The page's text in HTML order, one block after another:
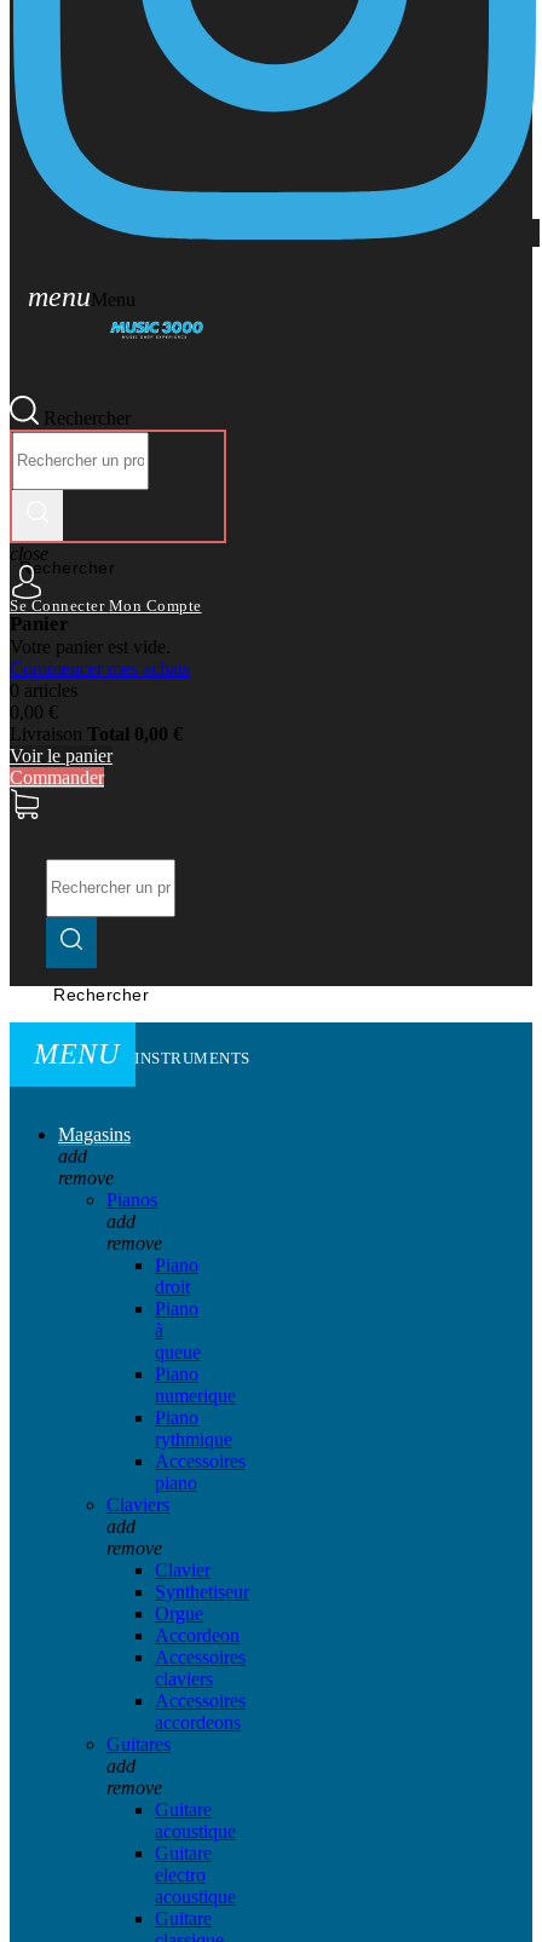
menuMenu
Rechercher
Rechercher
close
Se Connecter Mon Compte
Panier
Votre panier est vide.
Commencer mes achats
0 articles
0,00 €
Livraison Total 0,00 €
Voir le panier
Commander
Rechercher
MENU INSTRUMENTS
Magasins
add
remove
Pianos
add
remove
Piano
droit
Piano
à
queue
Piano
numerique
Piano
rythmique
Accessoires
piano
Claviers
add
remove
Clavier
Synthetiseur
Orgue
Accordeon
Accessoires
claviers
Accessoires
accordeons
Guitares
add
remove
Guitare
acoustique
Guitare
electro
acoustique
Guitare